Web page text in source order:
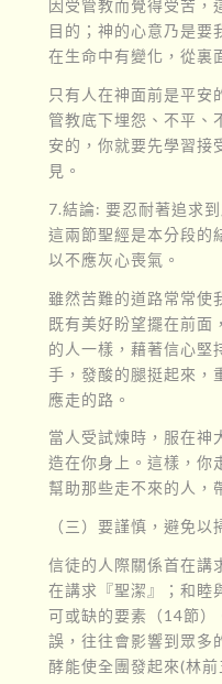
因受管教而覺得受苦，
目的；神的心意乃是要
在生命中有變化，從裏
只有人在神面前是平安
管教底下埋怨、不平、
安的，你就要先學習接
見。
7.結論: 要忍耐著追求
這兩節聖經是本分段的
以不應灰心喪氣。
雖然苦難的道路常常使
既有美好盼望擺在前面
的人一樣，藉著信心堅
手，發酸的腿挺起來，
應走的路。
當人受試煉時，服在神
造在你身上。這樣，你
幫助那些走不來的人，
（三）要謹慎，避免以
信徒的人際關係首在講
在講求『聖潔』；和睦
可或缺的要素（14節
誤，往往會影響到眾多
酵能使全團發起來(林